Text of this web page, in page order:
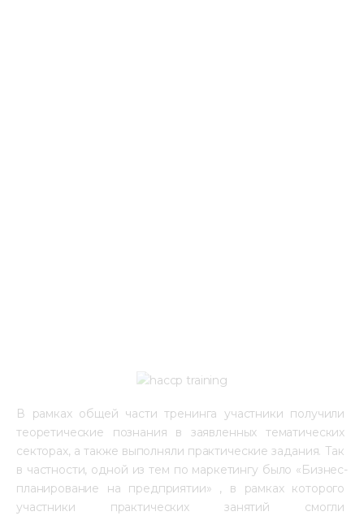
В рамках общей части тренинга участники получили
теоретические познания в заявленных тематических
секторах, а также выполняли практические задания. Так
в частности, одной из тем по маркетингу было «Бизнес-
планирование на предприятии» , в рамках которого
участники практических занятий смогли